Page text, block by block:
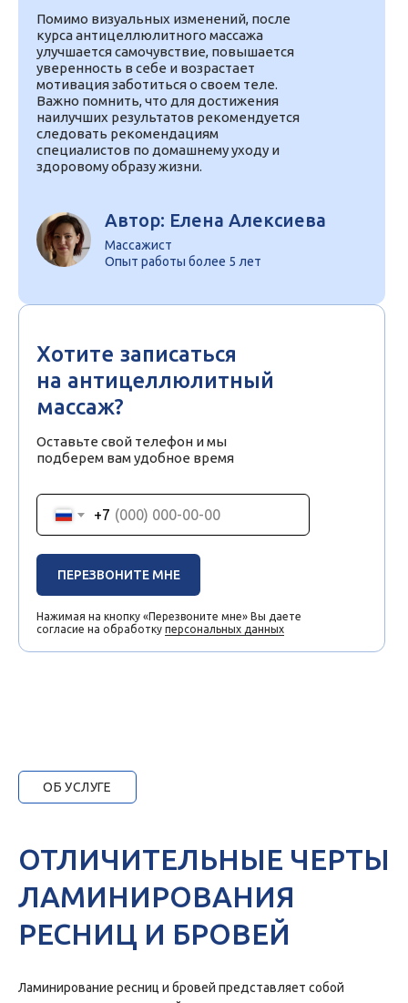
Помимо визуальных изменений, после
курса антицеллюлитного массажа
улучшается самочувствие, повышается
уверенность в себе и возрастает
мотивация заботиться о своем теле.
Важно помнить, что для достижения
наилучших результатов рекомендуется
следовать рекомендациям
специалистов по домашнему уходу и
здоровому образу жизни.
+7
ПЕРЕЗВОНИТЕ МНЕ
Хотите записаться
на антицеллюлитный
массаж?
Нажимая на кнопку «Перезвоните мне» Вы даете
согласие на обработку персональных данных
Оставьте свой телефон и мы
подберем вам удобное время
Автор: Елена Алексиева
Опыт работы более 5 лет
Массажист
ОБ УСЛУГЕ
ОТЛИЧИТЕЛЬНЫЕ ЧЕРТЫ
ЛАМИНИРОВАНИЯ
РЕСНИЦ И БРОВЕЙ
Ламинирование ресниц и бровей представляет собой